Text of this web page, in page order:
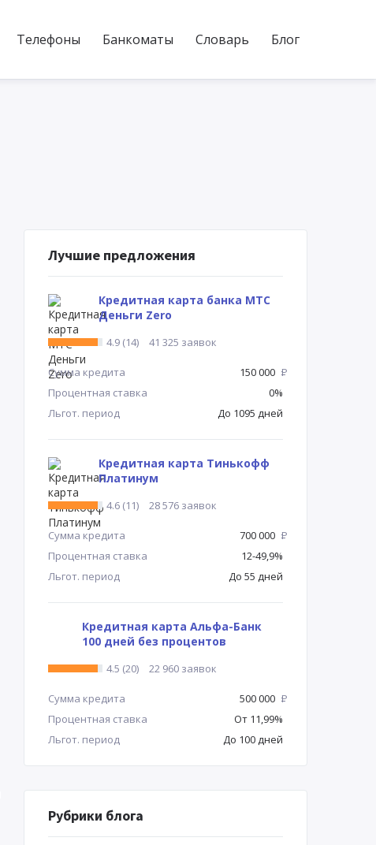
Телефоны Банкоматы Словарь Блог
Лучшие предложения
Кредитная карта банка МТС
Деньги Zero
4.9 (14) 41 325 заявок
Сумма кредита 150 000 Р
Процентная ставка
0%
Льгот. период
До 1095 дней
Кредитная карта Тинькофф
Платинум
4.6 (11) 28 576 заявок
Сумма кредита 700 000 Р
Процентная ставка
12-49,9%
Льгот. период
До 55 дней
Кредитная карта Альфа-Банк
100 дней без процентов
4.5 (20) 22 960 заявок
Сумма кредита 500 000 Р
Процентная ставка
От 11,99%
Льгот. период
До 100 дней
Рубрики блога